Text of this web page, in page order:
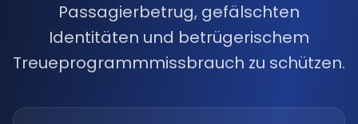
Passagierbetrug, gefälschten
Identitäten und betrügerischem
Treueprogrammmissbrauch zu schützen.